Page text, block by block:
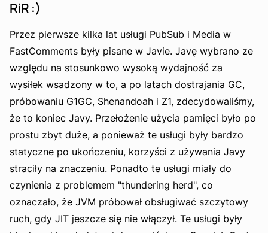
RiR :)
Przez pierwsze kilka lat usługi PubSub i Media w
FastComments były pisane w Javie. Javę wybrano ze
względu na stosunkowo wysoką wydajność za
wysiłek wsadzony w to, a po latach dostrajania GC,
próbowaniu G1GC, Shenandoah i Z1, zdecydowaliśmy,
że to koniec Javy. Przełożenie użycia pamięci było po
prostu zbyt duże, a ponieważ te usługi były bardzo
statyczne po ukończeniu, korzyści z używania Javy
straciły na znaczeniu. Ponadto te usługi miały do
czynienia z problemem "thundering herd", co
oznaczało, że JVM próbował obsługiwać szczytowy
ruch, gdy JIT jeszcze się nie włączył. Te usługi były